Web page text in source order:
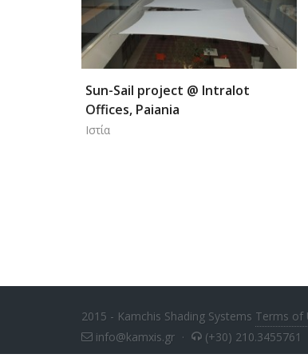
Sun-Sail project @ Caldera Creta
Paradise, Chania, Crete
2015 - Kamchis Shading Systems Terms of
info@kamxis.gr · (+30) 210.3455761